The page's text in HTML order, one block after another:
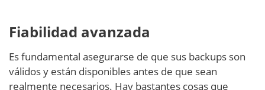
Fiabilidad avanzada
Es fundamental asegurarse de que sus backups son
válidos y están disponibles antes de que sean
realmente necesarios. Hay bastantes cosas que